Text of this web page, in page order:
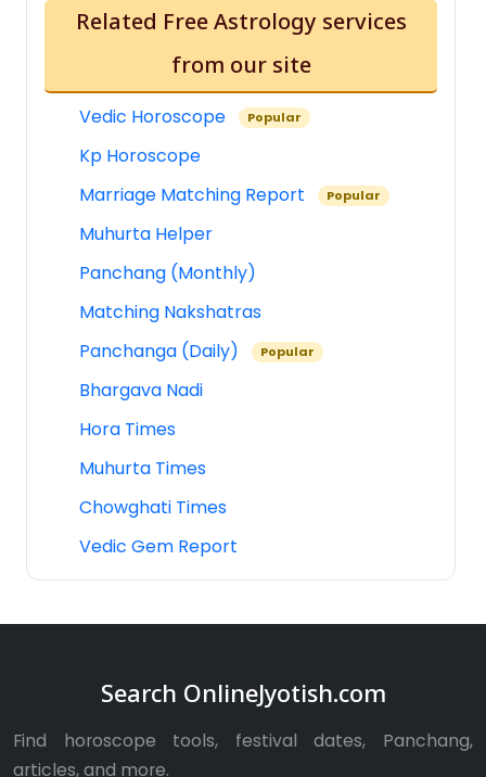
Related Free Astrology services
from our site
Vedic Horoscope Popular
Kp Horoscope
Marriage Matching Report
Popular
Muhurta Helper
Panchang (Monthly)
Matching Nakshatras
Panchanga (Daily)
Popular
Bhargava Nadi
Hora Times
Muhurta Times
Chowghati Times
Vedic Gem Report
Search OnlineJyotish.com
Find horoscope tools, festival dates, Panchang,
articles, and more.